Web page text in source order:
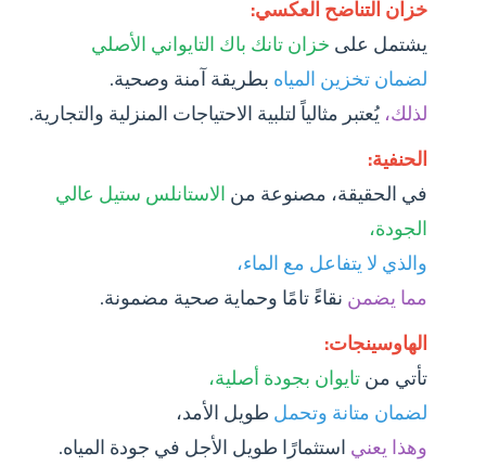
خزان التناضح العكسي:
يشتمل علىخزان تانك باك التايواني الأصلي
لضمان تخزين المياهبطريقة آمنة وصحية.
لذلك،يُعتبر مثالياً لتلبية الاحتياجات المنزلية والتجارية.
الحنفية:
في الحقيقة، مصنوعة منالاستانلس ستيل عالي
الجودة،
والذي لا يتفاعل مع الماء،
مما يضمننقاءً تامًا وحماية صحية مضمونة.
الهاوسينجات:
تأتي منتايوان بجودة أصلية،
لضمان متانة وتحملطويل الأمد،
وهذا يعنياستثمارًا طويل الأجل في جودة المياه.